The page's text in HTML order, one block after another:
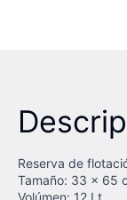
Reserva de
Tamaño: 33 x 65
Volúmen: 12 Lt